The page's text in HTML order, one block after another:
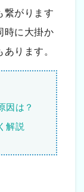
繋がります
時に大掛か
ります。
因は？
解説